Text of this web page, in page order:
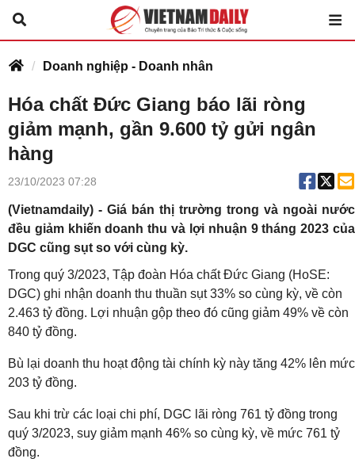
Doanh nghiệp - Doanh nhân
Hóa chất Đức Giang báo lãi ròng
giảm mạnh, gần 9.600 tỷ gửi ngân
hàng
23/10/2023 07:28
(Vietnamdaily) - Giá bán thị trường trong và ngoài nước
đều giảm khiến doanh thu và lợi nhuận 9 tháng 2023 của
DGC cũng sụt so với cùng kỳ.
Trong quý 3/2023, Tập đoàn Hóa chất Đức Giang (HoSE:
DGC) ghi nhận doanh thu thuần sụt 33% so cùng kỳ, về còn
2.463 tỷ đồng. Lợi nhuận gộp theo đó cũng giảm 49% về còn
840 tỷ đồng.
Bù lại doanh thu hoạt động tài chính kỳ này tăng 42% lên mức
203 tỷ đồng.
Sau khi trừ các loại chi phí, DGC lãi ròng 761 tỷ đồng trong
quý 3/2023, suy giảm mạnh 46% so cùng kỳ, về mức 761 tỷ
đồng.